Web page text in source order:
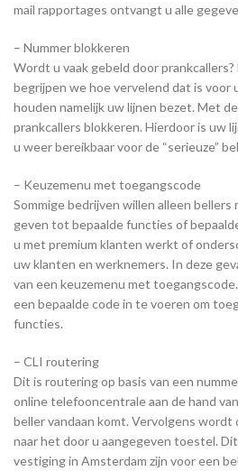
mail rapportages ontvangt u alle
– Nummer blokkeren
Wordt u vaak gebeld door
begrijpen we hoe vervelend dat is voor
houden namelijk uw lijnen bezet. Met
prankcallers blokkeren. Hierdoor is uw
u weer bereikbaar voor de “serieuze”
– Keuzemenu met toegangscode
Sommige bedrijven willen alleen
geven tot bepaalde functies of
u met premium klanten werkt of
uw klanten en werknemers. In deze
van een keuzemenu met
een bepaalde code in te voeren om
functies.
– CLI routering
Dit is routering op basis van een
online telefooncentrale aan de hand
beller vandaan komt. Vervolgens wordt
naar het door u aangegeven toestel.
vestiging in Amsterdam zijn voor een